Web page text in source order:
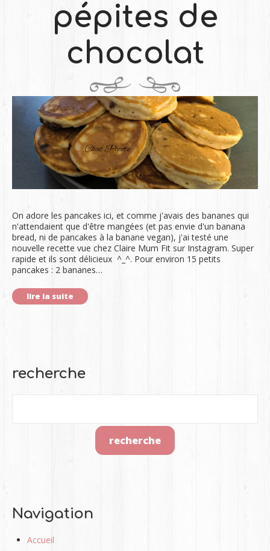
pépites de
chocolat
On adore les pancakes ici, et comme j'avais des bananes qui
n'attendaient que d'être mangées (et pas envie d'un banana
bread, ni de pancakes à la banane vegan), j'ai testé une
nouvelle recette vue chez Claire Mum Fit sur Instagram. Super
rapide et ils sont délicieux ^_^. Pour environ 15 petits
pancakes : 2 bananes…
lire la suite
recherche
Navigation
Accueil